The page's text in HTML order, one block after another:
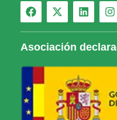
Asociación